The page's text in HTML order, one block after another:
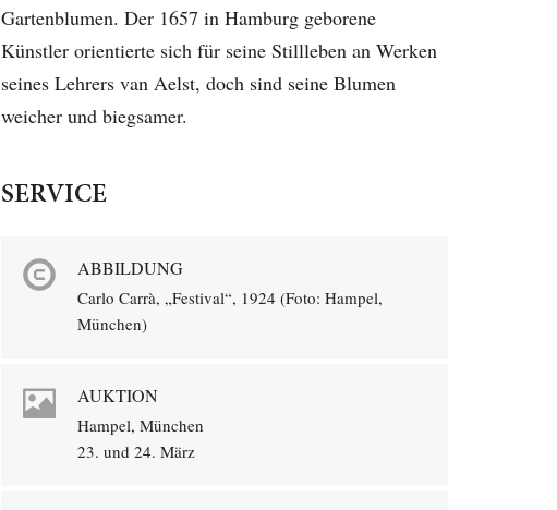
Gartenblumen. Der 1657 in Hamburg geborene
Künstler orientierte sich für seine Stillleben an Werken
seines Lehrers van Aelst, doch sind seine Blumen
weicher und biegsamer.
SERVICE
ABBILDUNG
Carlo Carrà, „Festival“, 1924 (Foto: Hampel,
München)
AUKTION
Hampel, München
23. und 24. März